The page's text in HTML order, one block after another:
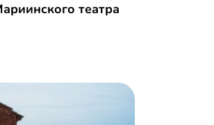
театра